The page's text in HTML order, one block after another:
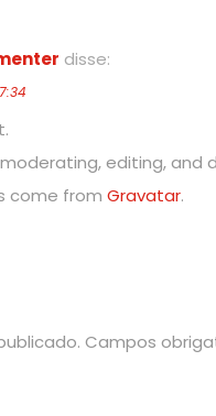
disse:
editing, and
come from Gravatar.
Campos